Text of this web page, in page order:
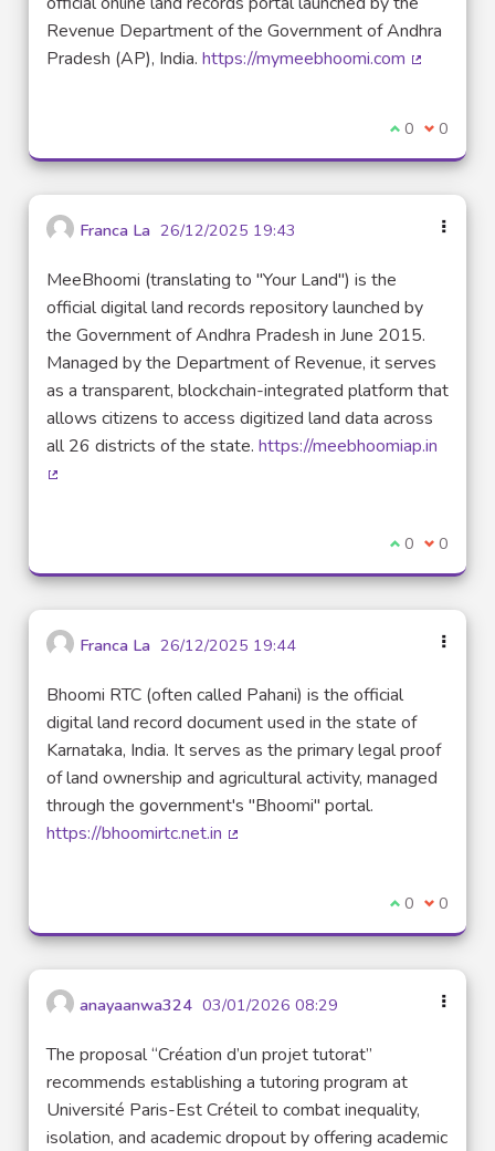
Revenue Department of the Government of Andhra
Pradesh (AP), India. https://mymeebhoomi.com
I agree with
0 I 0
Franca La 26/12/2025 19:43
MeeBhoomi (translating to "Your Land") is the
official digital land records repository launched by
the Government of Andhra Pradesh in June 2015.
Managed by the Department of Revenue, it serves
as a transparent, blockchain-integrated platform that
allows citizens to access digitized land data across
all 26 districts of the state. https://meebhoomiap.in
I agree with
0 I 0
Franca La 26/12/2025 19:44
Bhoomi RTC (often called Pahani) is the official
digital land record document used in the state of
Karnataka, India. It serves as the primary legal proof
of land ownership and agricultural activity, managed
through the government's "Bhoomi" portal.
https://bhoomirtc.net.in
I agree with
0 I 0
anayaanwa324 03/01/2026 08:29
The proposal “Création d’un projet tutorat”
recommends establishing a tutoring program at
Université Paris-Est Créteil to combat inequality,
isolation, and academic dropout by offering academic